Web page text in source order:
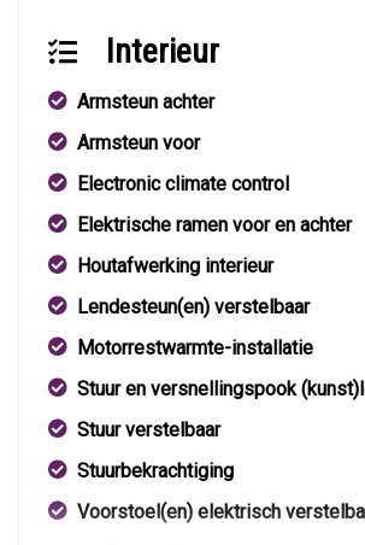
Interieur
Armsteun achter
Armsteun voor
Electronic climate control
Elektrische ramen voor en achter
Houtafwerking interieur
Lendesteun(en) verstelbaar
Motorrestwarmte-installatie
Stuur en versnellingspook
Stuur verstelbaar
Stuurbekrachtiging
Voorstoel(en) elektrisch